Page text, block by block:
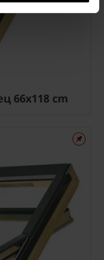
66x118 cm